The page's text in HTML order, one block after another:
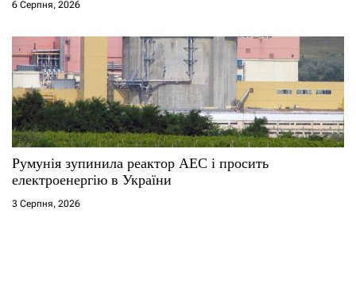
6 Серпня, 2026
Румунія зупинила реактор АЕС і просить
електроенергію в України
3 Серпня, 2026